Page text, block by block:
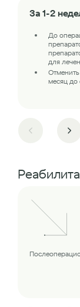
За 1-2
До
для
месяц до